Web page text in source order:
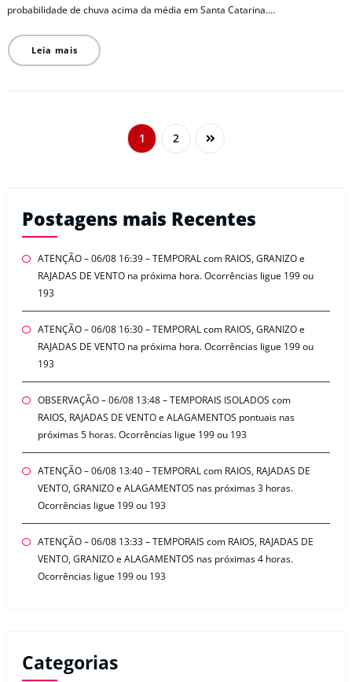
probabilidade de chuva acima da média em Santa Catarina.…
Leia mais
1 2
Postagens mais Recentes
ATENÇÃO – 06/08 16:39 – TEMPORAL com RAIOS, GRANIZO e
RAJADAS DE VENTO na próxima hora. Ocorrências ligue 199 ou
193
ATENÇÃO – 06/08 16:30 – TEMPORAL com RAIOS, GRANIZO e
RAJADAS DE VENTO na próxima hora. Ocorrências ligue 199 ou
193
OBSERVAÇÃO – 06/08 13:48 – TEMPORAIS ISOLADOS com
RAIOS, RAJADAS DE VENTO e ALAGAMENTOS pontuais nas
próximas 5 horas. Ocorrências ligue 199 ou 193
ATENÇÃO – 06/08 13:40 – TEMPORAL com RAIOS, RAJADAS DE
VENTO, GRANIZO e ALAGAMENTOS nas próximas 3 horas.
Ocorrências ligue 199 ou 193
ATENÇÃO – 06/08 13:33 – TEMPORAIS com RAIOS, RAJADAS DE
VENTO, GRANIZO e ALAGAMENTOS nas próximas 4 horas.
Ocorrências ligue 199 ou 193
Categorias